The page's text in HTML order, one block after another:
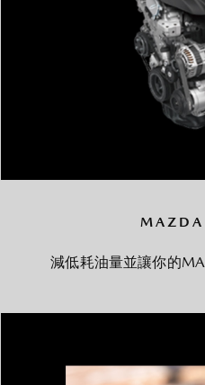
MAZDA
減低耗油量並讓你的